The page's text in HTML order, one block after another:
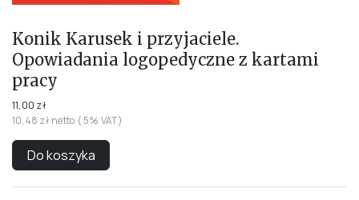
Konik Karusek i przyjaciele.
Opowiadania logopedyczne z kartami
pracy
11,00 zł
10,48 zł netto ( 5% VAT)
Do koszyka